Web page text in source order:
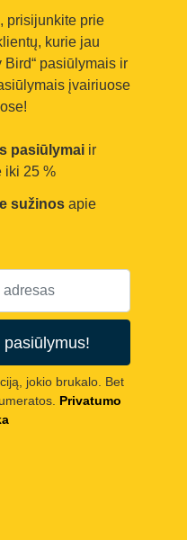
prisijunkite prie
kurie jau
pasiūlymais ir
įvairiuose
pasiūlymai ir
iki 25 %
sužinos apie
jokio brukalo. Bet
Privatumo